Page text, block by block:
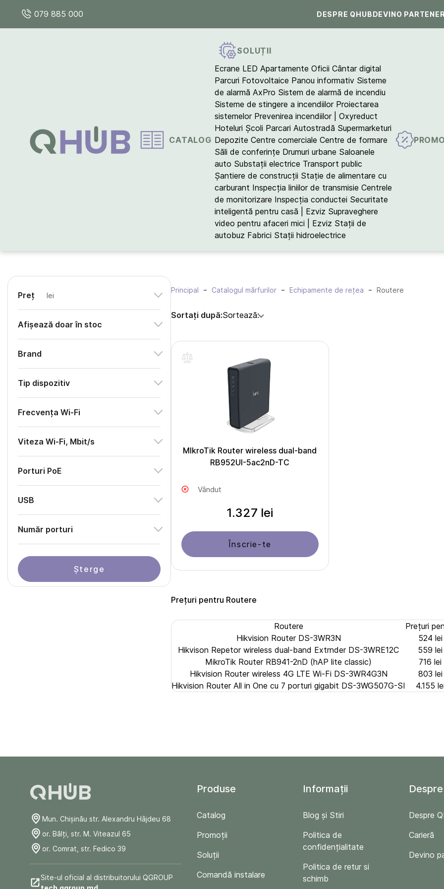
079 885 000 DESPRE QHUBDEVINO
CATALOG
SOLUȚII
Ecrane LED Apartamente Oficii Cântar digital
Parcuri Fotovoltaice Panou informativ Sisteme
de alarmă AxPro Sistem de alarmă de incendiu
Sisteme de stingere a incendiilor Proiectarea
sistemelor Prevenirea incendiilor | Oxyreduct
Hoteluri Școli Parcari Autostradă Supermarketuri
Depozite Centre comerciale Centre de formare
Săli de conferințe Drumuri urbane Saloanele
auto Substații electrice Transport public
Șantiere de construcții Stație de alimentare cu
carburant Inspecția liniilor de transmisie Centrele
de monitorizare Inspecția conductei Securitate
inteligentă pentru casă | Ezviz Supraveghere
video pentru afaceri mici | Ezviz Stații de
autobuz Fabrici Stații hidroelectrice
Preț lei
Afișează doar în stoc
Brand
Tip dispozitiv
Frecvența Wi-Fi
Viteza Wi-Fi, Mbit/s
Porturi PoE
USB
Număr porturi
Șterge
Principal Catalogul mărfurilor Echipamente de rețea Routere
Sortați după:Sortează:
MIkroTik Router wireless dual-band
RB952UI-5ac2nD-TC
Vândut
1.327 lei
Înscrie-te
Prețuri pentru Routere
Routere
Prețuri
Hikvision Router DS-3WR3N
524 lei
Hikvison Repetor wireless dual-band Extrnder DS-3WRE12C
559 lei
MikroTik Router RB941-2nD (hAP lite classic)
716 lei
Hikvision Router wireless 4G LTE Wi-Fi DS-3WR4G3N
803 lei
Hikvision Router All in One cu 7 porturi gigabit DS-3WG507G-SI
4.155
Mun. Chişinău str. Alexandru Hâjdeu 68
or. Bălți, str. M. Viteazul 65
or. Comrat, str. Fedico 39
Site-ul oficial al distribuitorului QGROUP
Produse
Catalog
Promoții
Soluții
Comandă instalare
Informații
Blog și Stiri
Politica de
confidențialitate
Politica de retur si
schimb
Despre
Carieră
Devino